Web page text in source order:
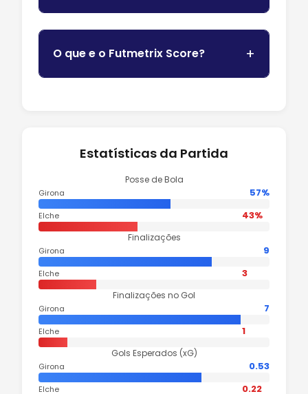
O que e o Futmetrix Score?
Estatísticas da Partida
Posse de Bola
Girona 57%
Elche 43%
Finalizações
Girona 9
Elche 3
Finalizações no Gol
Girona 7
Elche 1
Gols Esperados (xG)
Girona 0.53
Elche 0.22